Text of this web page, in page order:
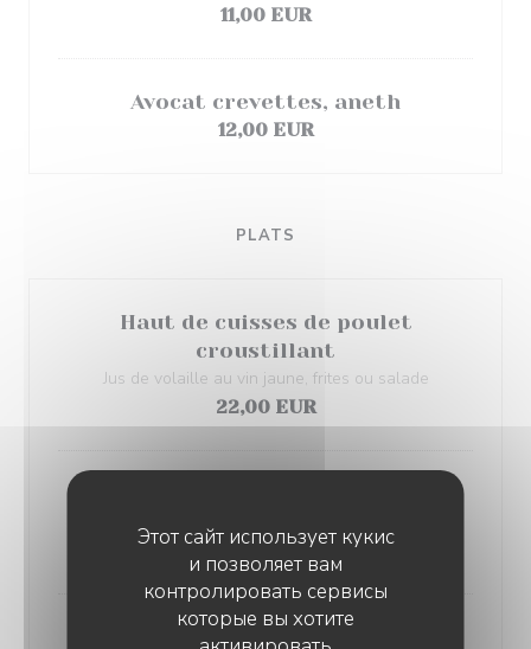
Этот сайт использует кукис
и позволяет вам
контролировать сервисы
которые вы хотите
11,00 EUR
Avocat crevettes, aneth
12,00 EUR
PLATS
Haut de cuisses de poulet
croustillant
Jus de volaille au vin jaune, frites ou salade
22,00 EUR
24,00 EUR
Andouillettes 5A, sauce Porto,